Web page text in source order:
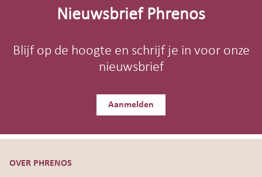
Nieuwsbrief Phrenos
Blijf op de hoogte en schrijf je in voor onze
nieuwsbrief
Aanmelden
OVER PHRENOS